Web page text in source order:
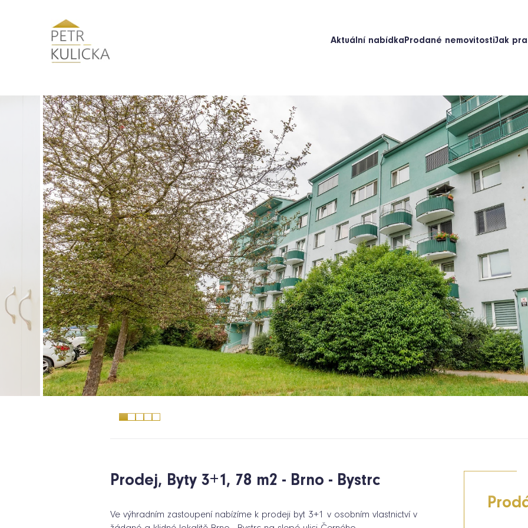
Aktuální nabídkaProdané nemovitostiJak
Prodej, Byty 3+1, 78 m2 - Brno - Bystrc
Ve výhradním zastoupení nabízíme k prodeji byt 3+1 v osobním vlastnictví v